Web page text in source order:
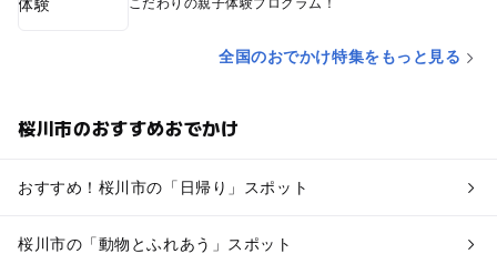
こだわりの親子体験プログラム！
全国のおでかけ特集をもっと見る
桜川市のおすすめおでかけ
おすすめ！桜川市の「日帰り」スポット
桜川市の「動物とふれあう」スポット